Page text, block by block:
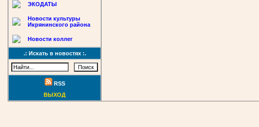
ЭКОДАТЫ
Новости культуры
Икрянинского района
Новости коллег
.: Искать в новостях :.
RSS
ВЫХОД